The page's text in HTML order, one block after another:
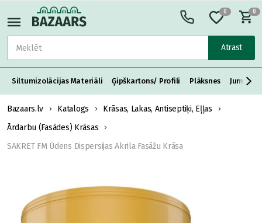
Atrast
0 0
Siltumizolācijas Materiāli Ģipškartons/ Profili Plāksnes Jumta
Bazaars.lv Katalogs
Krāsas, Lakas, Antiseptiķi, Eļļas
Ārdarbu (Fasādes) Krāsas
SAKRET FM Ūdens Dispersijas Akrila Fasāžu Krāsa